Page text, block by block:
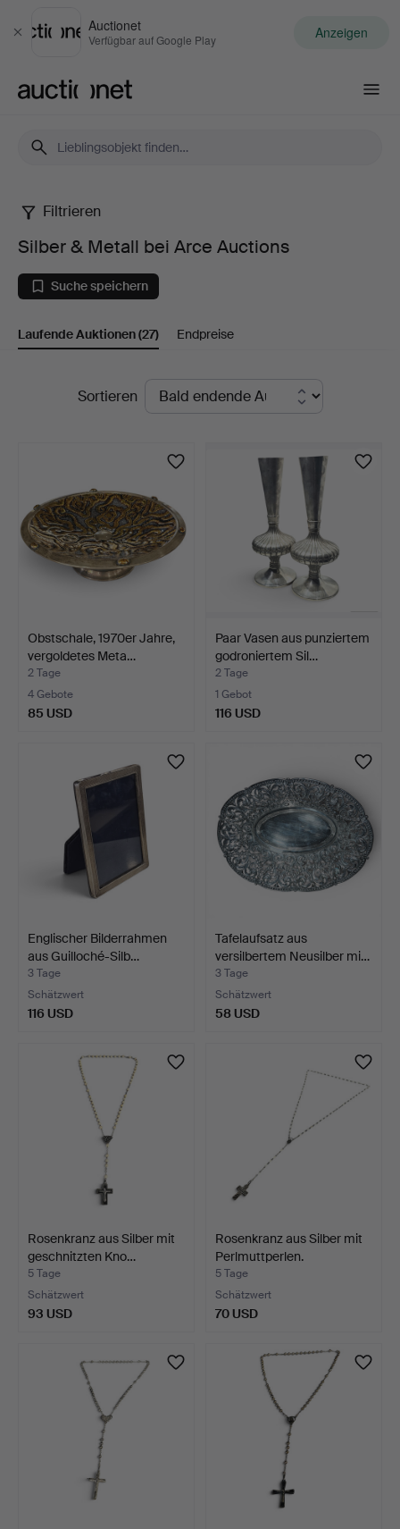
Schließen
Auctionet
Verfügbar auf Google Play Anzeigen
Silber
Metall
bei
Filtrieren
Silber & Metall bei Arce Auctions
Suche speichern
Laufende Auktionen(27) Endpreise
LaufendeSortieren
Obstschale, 1970er Jahre,
vergoldetes Meta…
2 Tage
4 Gebote
85 USD
Paar Vasen aus punziertem
godroniertem Sil…
2 Tage
1 Gebot
116 USD
Englischer Bilderrahmen
aus Guilloché-Silb…
3 Tage
Schätzwert
116 USD
Tafelaufsatz aus
versilbertem Neusilber mi…
3 Tage
Schätzwert
58 USD
Rosenkranz aus Silber mit
geschnitzten Kno…
5 Tage
Schätzwert
93 USD
Rosenkranz aus Silber mit
Perlmuttperlen.
5 Tage
Schätzwert
70 USD